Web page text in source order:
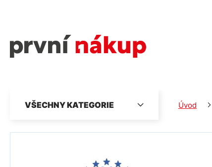
Úvod
VŠECHNY KATEGORIE